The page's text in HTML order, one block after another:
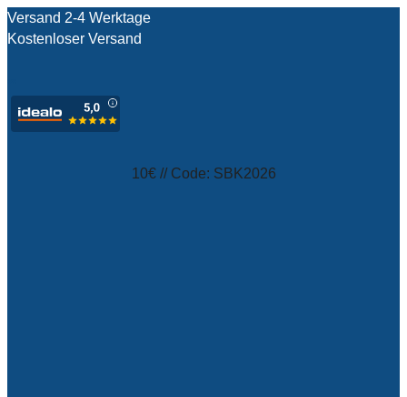
Versand 2-4 Werktage
Kostenloser Versand
10€ // Code: SBK2026